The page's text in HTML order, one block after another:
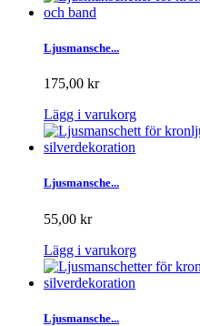
Ljusmansche...
175,00 kr
Lägg i varukorg
Ljusmansche...
55,00 kr
Lägg i varukorg
Ljusmansche...